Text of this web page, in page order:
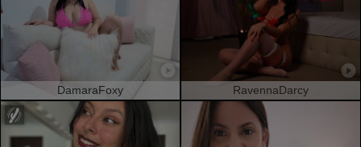
DamaraFoxy RavennaDarcy